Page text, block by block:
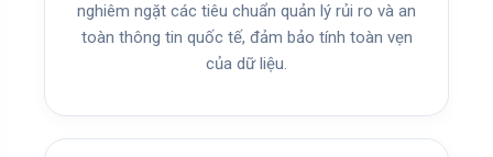
nghiêm ngặt các tiêu chuẩn quản lý rủi ro và an
toàn thông tin quốc tế, đảm bảo tính toàn vẹn
của dữ liệu.